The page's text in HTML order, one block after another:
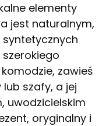
elementy
jest naturalnym,
zawieś
lub szafy, a jej
uwodzicielskim
oryginalny i